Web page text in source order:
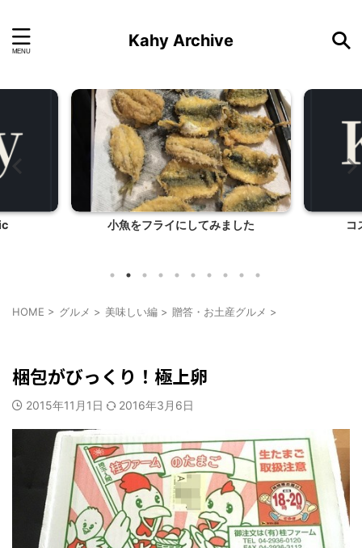
Kahy Archive
た コストコで買ったもの ６ ハ
HOME > グルメ > 美味しい編 > 贈答・お土産グルメ >
梱包がびっくり！極上卵
2015年11月1日 2016年3月6日